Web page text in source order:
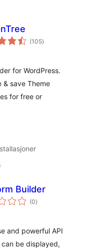
(105totale
vurderinger
)
for WordPress.
& save Theme
for free or
Builder
(0totale
vurderinger
)
and powerful API
be displayed,